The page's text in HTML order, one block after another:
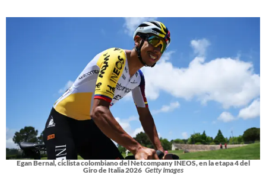
Egan Bernal, ciclista colombiano del Netcompany INEOS, en la etapa 4 del
Giro de Italia 2026 Getty Images